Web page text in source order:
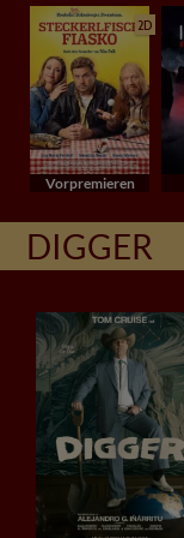
2D
Vorpremieren
DIGGER